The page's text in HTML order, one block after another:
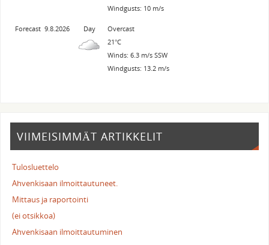
Windgusts: 10 m/s
Forecast 9.8.2026 Day
Overcast
21°C
Winds: 6.3 m/s SSW
Windgusts: 13.2 m/s
VIIMEISIMMÄT ARTIKKELIT
Tulosluettelo
Ahvenkisaan ilmoittautuneet.
Mittaus ja raportointi
(ei otsikkoa)
Ahvenkisaan ilmoittautuminen